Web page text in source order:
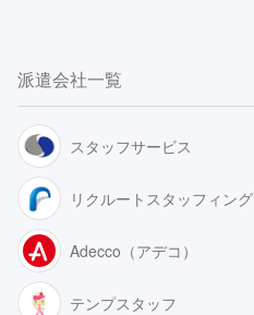
派遣会社一覧
スタッフサービス
リクルートスタッフィング
Adecco（アデコ）
テンプスタッフ